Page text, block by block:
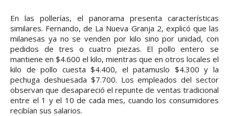
En las pollerías, el panorama presenta características
similares. Fernando, de La Nueva Granja 2, explicó que las
milanesas ya no se venden por kilo sino por unidad, con
pedidos de tres o cuatro piezas. El pollo entero se
mantiene en $4.600 el kilo, mientras que en otros locales el
kilo de pollo cuesta $4.400, el patamuslo $4.300 y la
pechuga deshuesada $7.700. Los empleados del sector
observan que desapareció el repunte de ventas tradicional
entre el 1 y el 10 de cada mes, cuando los consumidores
recibían sus salarios.